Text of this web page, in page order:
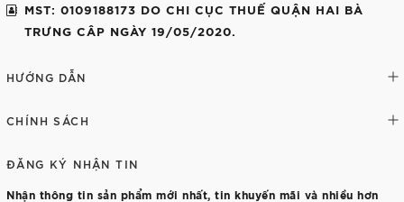
MST: 0109188173 DO CHI CỤC THUẾ QUẬN HAI BÀ
TRƯNG CÂP NGÀY 19/05/2020.
HƯỚNG DẪN
CHÍNH SÁCH
ĐĂNG KÝ NHẬN TIN
Nhận thông tin sản phẩm mới nhất, tin khuyến mãi và nhiều hơn